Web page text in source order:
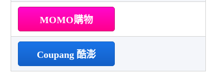
MOMO購物
Coupang 酷澎